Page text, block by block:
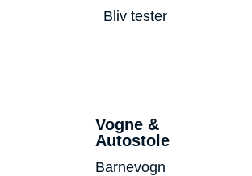
Bliv tester
Vogne &
Autostole
Barnevogn